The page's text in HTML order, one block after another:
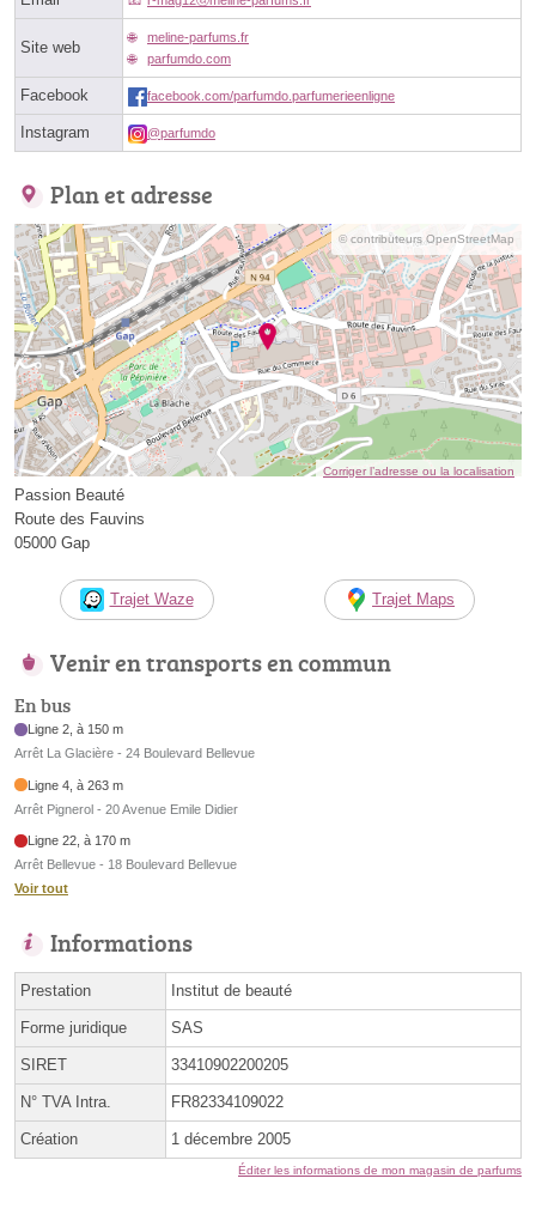
Site web
meline-parfums.fr
parfumdo.com
Facebook facebook.com/parfumdo.parfumerieenligne
Instagram @parfumdo
Plan et adresse
© contributeurs OpenStreetMap
Corriger l’adresse ou la localisation
Passion Beauté
Route des Fauvins
05000 Gap
Trajet Waze Trajet Maps
Venir en transports en commun
En bus
Ligne 2, à 150 m
Arrêt La Glacière - 24 Boulevard Bellevue
Ligne 4, à 263 m
Arrêt Pignerol - 20 Avenue Emile Didier
Ligne 22, à 170 m
Arrêt Bellevue - 18 Boulevard Bellevue
Voir tout
Informations
Prestation Institut de beauté
Forme juridique SAS
SIRET 33410902200205
N° TVA Intra. FR82334109022
Création 1 décembre 2005
Éditer les informations de mon magasin de parfums